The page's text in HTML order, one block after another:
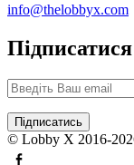
info@thelobbyx.com
© Lobby X 2016-